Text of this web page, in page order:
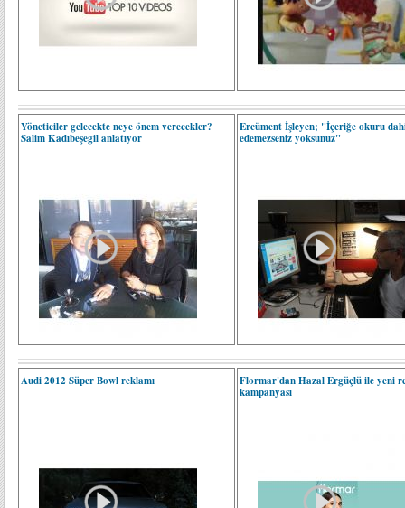
Yöneticiler gelecekte neye önem verecekler?
Salim Kadıbeşegil anlatıyor
Ercüment İşleyen; "İçeriğe okuru
edemezseniz yoksunuz"
Audi 2012 Süper Bowl reklamı
Flormar'dan Hazal Ergüçlü ile yeni
kampanyası